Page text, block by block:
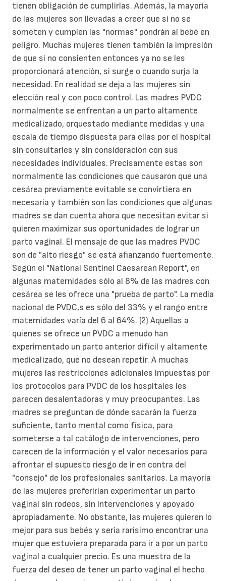
tienen obligación de cumplirlas. Además, la mayoría
de las mujeres son llevadas a creer que si no se
someten y cumplen las "normas" pondrán al bebé en
peligro. Muchas mujeres tienen también la impresión
de que si no consienten entonces ya no se les
proporcionará atención, si surge o cuando surja la
necesidad. En realidad se deja a las mujeres sin
elección real y con poco control. Las madres PVDC
normalmente se enfrentan a un parto altamente
medicalizado, orquestado mediante medidas y una
escala de tiempo dispuesta para ellas por el hospital
sin consultarles y sin consideración con sus
necesidades individuales. Precisamente estas son
normalmente las condiciones que causaron que una
cesárea previamente evitable se convirtiera en
necesaria y también son las condiciones que algunas
madres se dan cuenta ahora que necesitan evitar si
quieren maximizar sus oportunidades de lograr un
parto vaginal. El mensaje de que las madres PVDC
son de "alto riesgo" se está afianzando fuertemente.
Según el "National Sentinel Caesarean Report", en
algunas maternidades sólo al 8% de las madres con
cesárea se les ofrece una "prueba de parto". La media
nacional de PVDC,s es sólo del 33% y el rango entre
maternidades varía del 6 al 64%. (2) Aquellas a
quienes se ofrece un PVDC a menudo han
experimentado un parto anterior difícil y altamente
medicalizado, que no desean repetir. A muchas
mujeres las restricciones adicionales impuestas por
los protocolos para PVDC de los hospitales les
parecen desalentadoras y muy preocupantes. Las
madres se preguntan de dónde sacarán la fuerza
suficiente, tanto mental como física, para
someterse a tal catálogo de intervenciones, pero
carecen de la información y el valor necesarios para
afrontar el supuesto riesgo de ir en contra del
"consejo" de los profesionales sanitarios. La mayoría
de las mujeres preferirían experimentar un parto
vaginal sin rodeos, sin intervenciones y apoyado
apropiadamente. No obstante, las mujeres quieren lo
mejor para sus bebés y sería rarísimo encontrar una
mujer que estuviera preparada para ir a por un parto
vaginal a cualquier precio. Es una muestra de la
fuerza del deseo de tener un parto vaginal el hecho